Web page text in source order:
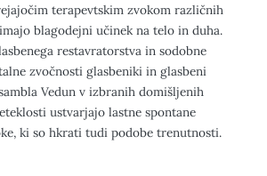
terapevtskim zvokom različnih
blagodejni učinek na telo in duha.
restavratorstva in sodobne
zvočnosti glasbeniki in glasbeni
Vedun v izbranih domišljenih
ustvarjajo lastne spontane
ki so hkrati tudi podobe trenutnosti.